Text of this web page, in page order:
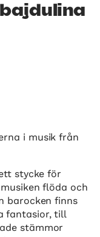
i musik från
stycke för
flöda och
barocken finns
fantasior, till
stämmor